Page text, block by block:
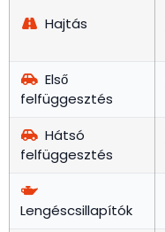
Hajtás
Első
felfüggesztés
Hátsó
felfüggesztés
Lengéscsillapítók